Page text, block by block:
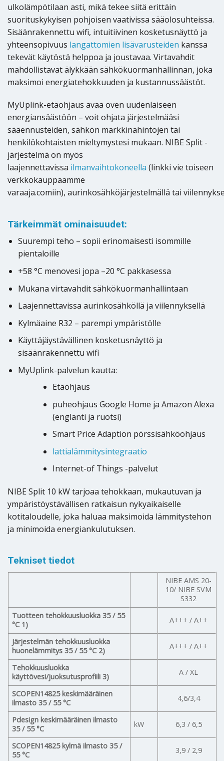
ulkolämpötilaan asti, mikä tekee siitä erittäin
suorituskykyisen pohjoisen vaativissa sääolosuhteissa.
Sisäänrakennettu wifi, intuitiivinen kosketusnäyttö ja
yhteensopivuus langattomien lisävarusteiden kanssa
tekevät käytöstä helppoa ja joustavaa. Virtavahdit
mahdollistavat älykkään sähkökuormanhallinnan, joka
maksimoi energiatehokkuuden ja kustannussäästöt.
MyUplink-etäohjaus avaa oven uudenlaiseen
energiansäästöön – voit ohjata järjestelmääsi
sääennusteiden, sähkön markkinahintojen tai
henkilökohtaisten mieltymystesi mukaan. NIBE Split -
järjestelmä on myös
laajennettavissa ilmanvaihtokoneella (linkki vie toiseen
verkkokauppaamme
varaaja.comiin), aurinkosähköjärjestelmällä tai
Tärkeimmät ominaisuudet:
Suurempi teho – sopii erinomaisesti isommille
pientaloille
+58 °C menovesi jopa –20 °C pakkasessa
Mukana virtavahdit sähkökuormanhallintaan
Laajennettavissa aurinkosähköllä ja viilennyksellä
Kylmäaine R32 – parempi ympäristölle
Käyttäjäystävällinen kosketusnäyttö ja
sisäänrakennettu wifi
MyUplink-palvelun kautta:
Etäohjaus
puheohjaus Google Home ja Amazon Alexa
(englanti ja ruotsi)
Smart Price Adaption pörssisähköohjaus
lattialämmitysintegraatio
Internet-of Things -palvelut
NIBE Split 10 kW tarjoaa tehokkaan, mukautuvan ja
ympäristöystävällisen ratkaisun nykyaikaiselle
kotitaloudelle, joka haluaa maksimoida lämmitystehon
ja minimoida energiankulutuksen.
Tekniset tiedot
NIBE AMS 20-
10/ NIBE SVM
S332
Tuotteen tehokkuusluokka 35 / 55
°C 1)
A+++ / A++
Järjestelmän tehokkuusluokka
huonelämmitys 35 / 55 °C 2)
A+++ / A++
Tehokkuusluokka
käyttövesi/juoksutusprofiili 3)
A / XL
SCOPEN14825 keskimääräinen
ilmasto 35 / 55 °C
4,6/3,4
Pdesign keskimääräinen ilmasto
35 / 55 °C
kW 6,3 / 6,5
SCOPEN14825 kylmä ilmasto 35 /
55 °C
3,9 / 2,9